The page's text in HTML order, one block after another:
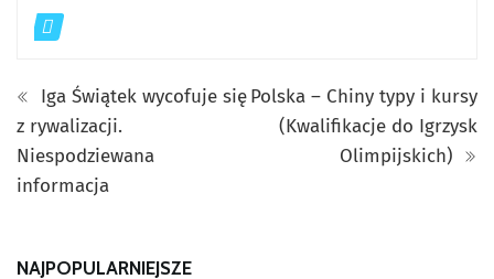
Iga Świątek wycofuje się
z rywalizacji.
Niespodziewana
informacja
Polska – Chiny typy i kursy
(Kwalifikacje do Igrzysk
Olimpijskich)
NAJPOPULARNIEJSZE